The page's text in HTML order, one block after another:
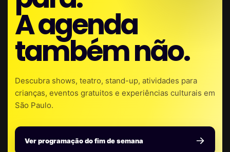
A agenda
também não.
Descubra shows, teatro, stand-up, atividades para
crianças, eventos gratuitos e experiências culturais em
São Paulo.
Ver programação do fim de semana